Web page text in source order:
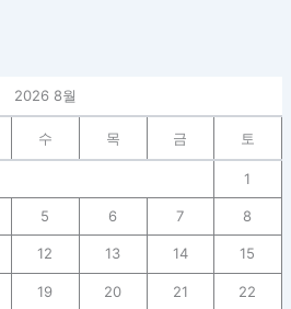
2026 8월
수 목 금 토
1
5 6 7 8
12 13 14 15
19 20 21 22